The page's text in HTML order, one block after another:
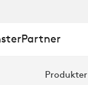
Partner
Produkter